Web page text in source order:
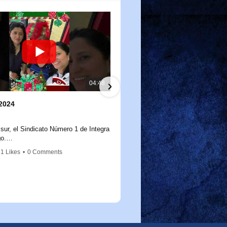
04:48
el Sindicato Número 1 de Integra
con nuestras socias y socios,
su trabajo marca la diferencia.
1 Likes • 0 Comments
Salidas a terreno mes de
11/26/2024
Salidas a terreno mes de
3 Views • 0 Likes • 0 Comments